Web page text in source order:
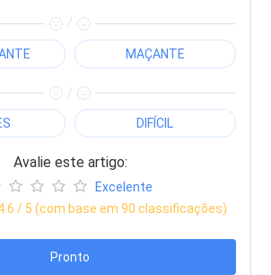
/
MAÇANTE
/
DIFÍCIL
Avalie este artigo:
Excelente
/ 5 (com base em 90 classificações)
Pronto